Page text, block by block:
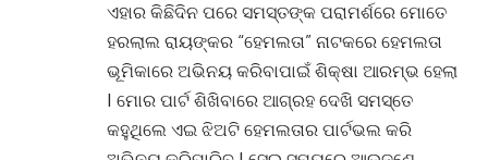
ଏହାର କିଛିଦିନ ପରେ ସମସ୍ତଙ୍କ ପରାମର୍ଶରେ ମୋତେ
ହରଲାଲ ରାୟଙ୍କର “ହେମଲତା” ନାଟକରେ ହେମଲତା
ଭୂମିକାରେ ଅଭିନୟ କରିବାପାଇଁ ଶିକ୍ଷା ଆରମ୍ଭ ହେଲା
I ମୋର ପାର୍ଟ ଶିଖିବାରେ ଆଗ୍ରହ ଦେଖି ସମସ୍ତେ
କହୁଥିଲେ ଏଇ ଝିଅଟି ହେମଲତାର ପାର୍ଟଭଲ କରି